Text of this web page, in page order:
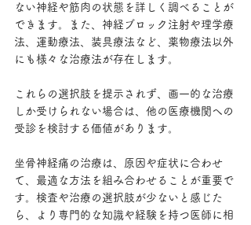
ない神経や筋肉の状態を詳しく調べることが
できます。また、神経ブロック注射や理学療
法、運動療法、装具療法など、薬物療法以外
にも様々な治療法が存在します。
これらの選択肢を提示されず、画一的な治療
しか受けられない場合は、他の医療機関への
受診を検討する価値があります。
坐骨神経痛の治療は、原因や症状に合わせ
て、最適な方法を組み合わせることが重要で
す。検査や治療の選択肢が少ないと感じた
ら、より専門的な知識や経験を持つ医師に相